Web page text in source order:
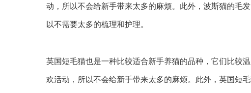
动，所以不会给新手带来太多的麻烦。此外，波斯猫的毛
以不需要太多的梳理和护理。
英国短毛猫也是一种比较适合新手养猫的品种，它们比较
欢活动，所以不会给新手带来太多的麻烦。此外，英国短